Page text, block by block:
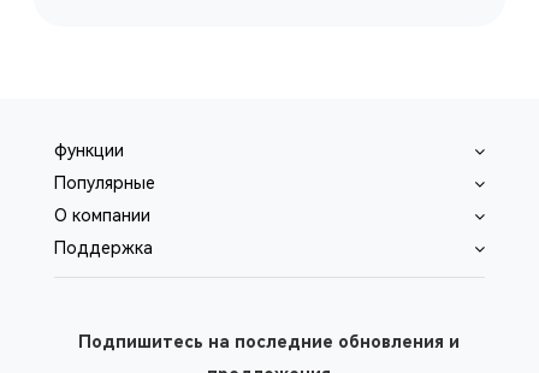
функции
Популярные
O компании
Поддержка
Подпишитесь на последние обновления и